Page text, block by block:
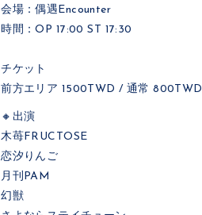
会場：偶遇Encounter
時間：OP 17:00 ST 17:30
チケット
前方エリア 1500TWD / 通常 800TWD
🔸出演
木苺FRUCTOSE
恋汐りんご
月刊PAM
幻獣